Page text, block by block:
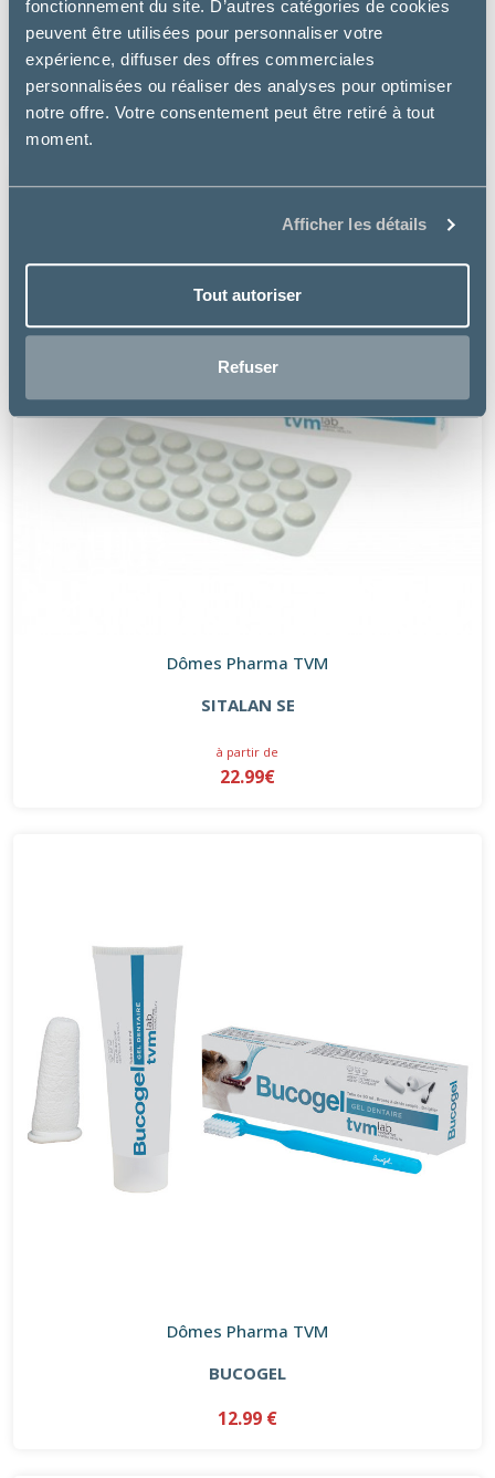
fonctionnement du site. D’autres catégories de cookies
peuvent être utilisées pour personnaliser votre
expérience, diffuser des offres commerciales
personnalisées ou réaliser des analyses pour optimiser
notre offre. Votre consentement peut être retiré à tout
moment.
Afficher les détails
Tout autoriser
Refuser
LAIT MATERNISÉ OPTIMA
à partir de
11.99€
Dômes Pharma TVM
SITALAN SE
à partir de
22.99€
Dômes Pharma TVM
BUCOGEL
12.99 €